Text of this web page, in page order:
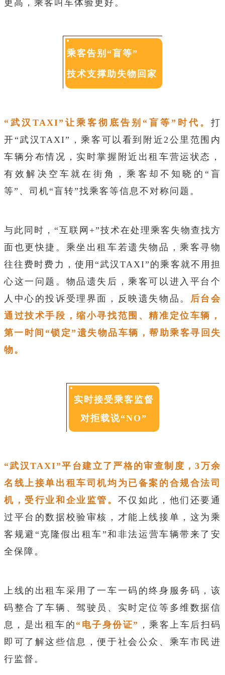
更高，乘客叫车体验更好。
乘客告别“盲等”
技术支撑助失物回家
“武汉TAXI”让乘客彻底告别“盲等”时代。 打
开“武汉TAXI”，乘客可以看到附近2公里范围内
车辆分布情况，实时掌握附近出租车营运状态，
有效解决空车就在街角，乘客却不知晓的“盲
等”、司机“盲转”找乘客等信息不对称问题。
与此同时，“互联网+”技术在处理乘客失物查找方
面也更快捷。乘坐出租车若遗失物品，乘客寻物
往往费时费力，使用“武汉TAXI”的乘客就不用担
心这一问题。物品遗失后，乘客可以进入平台个
人中心的投诉受理界面，反映遗失物品。
后台会
通过技术手段，缩小寻找范围、精准定位车辆，
第一时间“锁定”遗失物品车辆，帮助乘客寻回失
物。
实时接受乘客监督
对拒载说“NO”
“武汉TAXI”平台建立了严格的审查制度，3万余
名线上接单出租车司机均为已备案的合规合法司
机，受行业和企业监管。 不仅如此，他们还要通
过平台的数据校验审核，才能上线接单，这为乘
客规避“克隆假出租车”和非法运营车辆带来了安
全保障。
上线的出租车采用了一车一码的终身服务码，该
码整合了车辆、驾驶员、实时定位等多维数据信
息，是出租车的 “电子身份证” ，乘客上车后扫码
即可了解这些信息，便于社会公众、乘车市民进
行监督。